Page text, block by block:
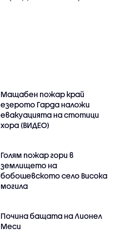
Мащабен пожар край
езерото Гарда наложи
евакуацията на стотици
хора (ВИДЕО)
Голям пожар гори в
землището на
бобошевското село Висока
могила
Почина бащата на Лионел
Меси